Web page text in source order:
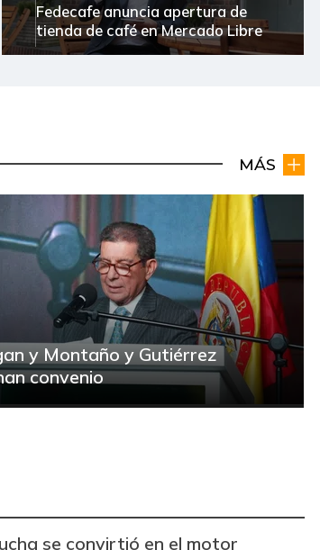
Fedecafe anuncia apertura de
tienda de café en Mercado Libre
MÁS
y Montaño y Gutiérrez
convenio
se convirtió en el motor